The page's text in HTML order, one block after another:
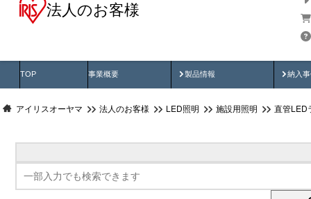
法人のお客様
TOP 事業概要 製品情報
製品動画 納入
納
アイリスオーヤマ 法人のお客様 LED照明 施設用照明 直管LED